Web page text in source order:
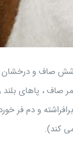
و درخشان
صاف ، پاهای
و دم فر
کند).